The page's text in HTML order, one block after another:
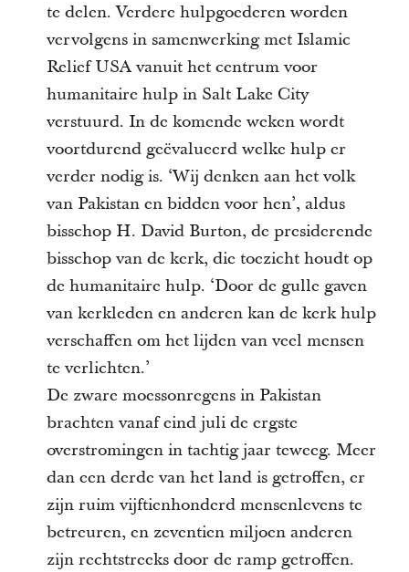
te delen. Verdere hulpgoederen worden
vervolgens in samenwerking met Islamic
Relief USA vanuit het centrum voor
humanitaire hulp in Salt Lake City
verstuurd. In de komende weken wordt
voortdurend geëvalueerd welke hulp er
verder nodig is. ‘Wij denken aan het volk
van Pakistan en bidden voor hen’, aldus
bisschop H. David Burton, de presiderende
bisschop van de kerk, die toezicht houdt op
de humanitaire hulp. ‘Door de gulle gaven
van kerkleden en anderen kan de kerk hulp
verschaffen om het lijden van veel mensen
te verlichten.’
De zware moessonregens in Pakistan
brachten vanaf eind juli de ergste
overstromingen in tachtig jaar teweeg. Meer
dan een derde van het land is getroffen, er
zijn ruim vijftienhonderd mensenlevens te
betreuren, en zeventien miljoen anderen
zijn rechtstreeks door de ramp getroffen.